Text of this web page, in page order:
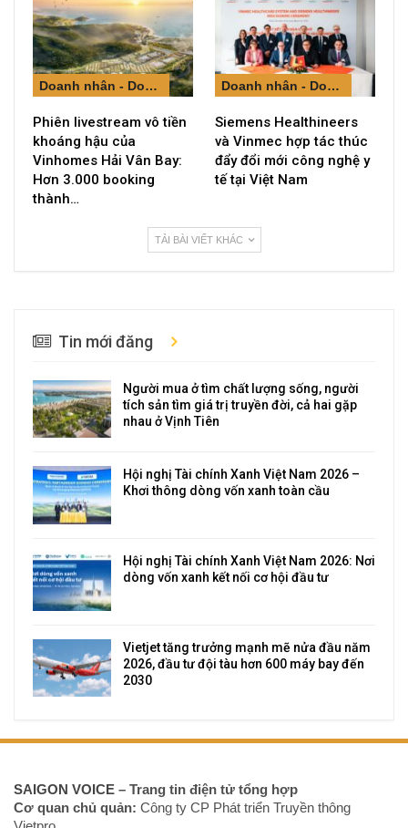
Doanh nhân - Doanh nghiệp
Phiên livestream vô tiền
khoáng hậu của
Vinhomes Hải Vân Bay:
Hơn 3.000 booking
thành…
Doanh nhân - Doanh nghiệp
Siemens Healthineers
và Vinmec hợp tác thúc
đẩy đổi mới công nghệ y
tế tại Việt Nam
TẢI BÀI VIẾT KHÁC
Tin mới đăng
Người mua ở tìm chất lượng sống, người
tích sản tìm giá trị truyền đời, cả hai gặp
nhau ở Vịnh Tiên
Hội nghị Tài chính Xanh Việt Nam 2026 –
Khơi thông dòng vốn xanh toàn cầu
Hội nghị Tài chính Xanh Việt Nam 2026: Nơi
dòng vốn xanh kết nối cơ hội đầu tư
Vietjet tăng trưởng mạnh mẽ nửa đầu năm
2026, đầu tư đội tàu hơn 600 máy bay đến
2030
SAIGON VOICE – Trang tin điện tử tổng hợp
Cơ quan chủ quản: Công ty CP Phát triển Truyền thông